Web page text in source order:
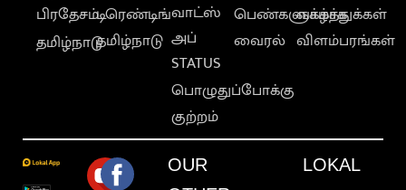
பிரதேசம்
தமிழ்நாடு
டிரெண்டிங்
தமிழ்நாடு
வாட்ஸ்
அப்
STATUS
பொழுதுப்போக்கு
குற்றம்
பெண்களுக்காக
வைரல்
வாழ்த்துக்கள்
விளம்பரங்கள்
OUR
LOKAL